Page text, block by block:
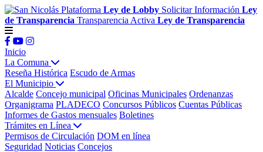
Plataforma Ley de Lobby Solicitar Información Ley
de Transparencia Transparencia Activa Ley de Transparencia
Inicio
La Comuna
Reseña Histórica Escudo de Armas
El Municipio
Alcalde Concejo municipal Oficinas Municipales Ordenanzas
Organigrama PLADECO Concursos Públicos Cuentas Públicas
Informes de Gastos mensuales Boletines
Trámites en Línea
Permisos de Circulación DOM en línea
Seguridad Noticias Concejos